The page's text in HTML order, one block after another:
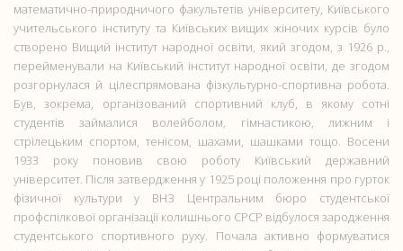
математично-природничого факультетів університету, Київського
учительського інституту та Київських вищих жіночих курсів було
створено Вищий інститут народної освіти, який згодом, з 1926 р.,
перейменували на Київський інститут народної освіти, де згодом
розгорнулася й цілеспрямована фізкультурно-спортивна робота.
Був, зокрема, організований спортивний клуб, в якому сотні
студентів займалися волейболом, гімнастикою, лижним і
стрілецьким спортом, тенісом, шахами, шашками тощо. Восени
1933 року поновив свою роботу Київський державний
університет. Після затвердження у 1925 році положення про гурток
фізичної культури у ВНЗ Центральним бюро студентської
профспілкової організації колишнього СРСР відбулося зародження
студентського спортивного руху. Почала активно формуватися